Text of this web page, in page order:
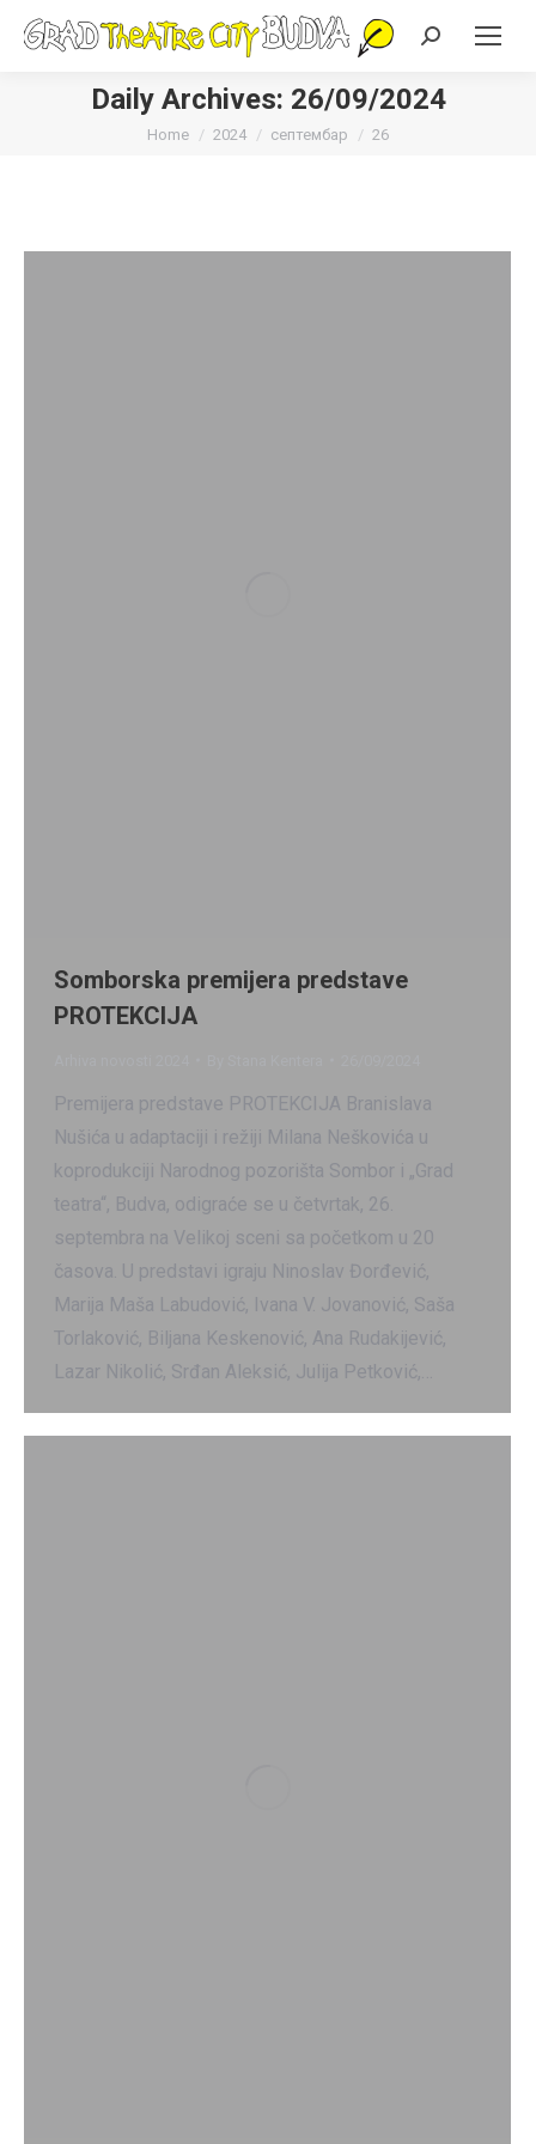
Search:
Daily Archives: 26/09/2024
You are here:
Home 2024 септембар 26
Somborska premijera predstave
PROTEKCIJA
Premijera predstave PROTEKCIJA Branislava
Nušića u adaptaciji i režiji Milana Neškovića u
koprodukciji Narodnog pozorišta Sombor i „Grad
teatra“, Budva, odigraće se u četvrtak, 26.
septembra na Velikoj sceni sa početkom u 20
časova. U predstavi igraju Ninoslav Đorđević,
Marija Maša Labudović, Ivana V. Jovanović, Saša
Torlaković, Biljana Keskenović, Ana Rudakijević,
Lazar Nikolić, Srđan Aleksić, Julija Petković,…